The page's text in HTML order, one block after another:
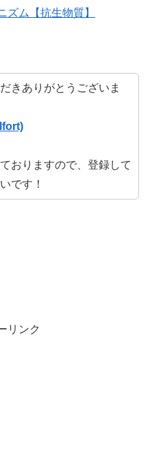
ズム【抗生物質】
きありがとうございま
おりますので、登録して
です！
リンク